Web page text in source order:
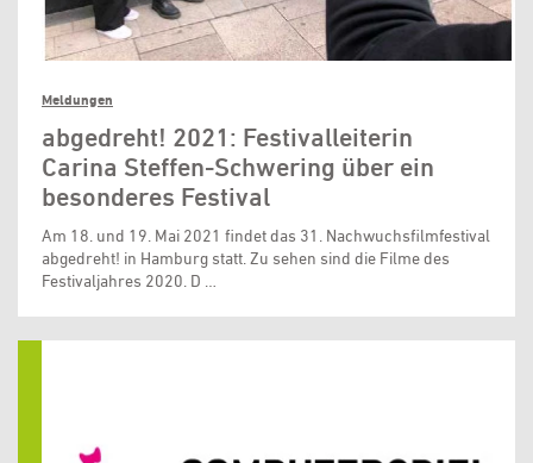
Meldungen
abgedreht! 2021: Festivalleiterin
Carina Steffen-Schwering über ein
besonderes Festival
Am 18. und 19. Mai 2021 findet das 31. Nachwuchsfilmfestival
abgedreht! in Hamburg statt. Zu sehen sind die Filme des
Festivaljahres 2020. D …